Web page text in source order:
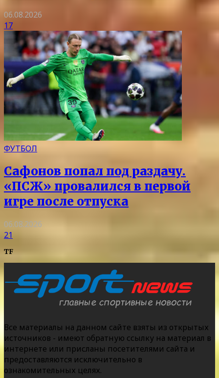
06.08.2026
17
ФУТБОЛ
Сафонов попал под раздачу.
«ПСЖ» провалился в первой
игре после отпуска
06.08.2026
21
TF
Все материалы на данном сайте взяты из открытых
источников - имеют обратную ссылку на материал в
интернете или присланы посетителями сайта и
предоставляются исключительно в
ознакомительных целях.